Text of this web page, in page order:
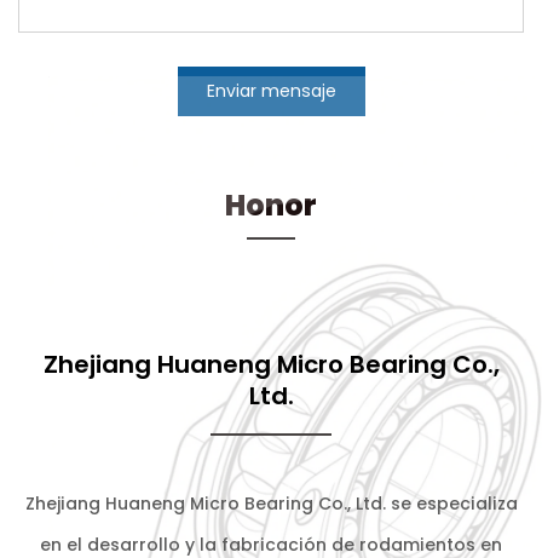
Enviar mensaje
Honor
Zhejiang Huaneng Micro Bearing Co.,
Ltd.
Zhejiang Huaneng Micro Bearing Co., Ltd. se especializa
en el desarrollo y la fabricación de rodamientos en